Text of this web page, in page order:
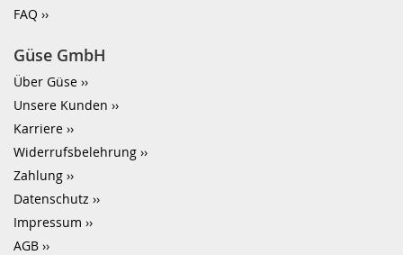
FAQ
Güse GmbH
Über Güse
Unsere Kunden
Karriere
Widerrufsbelehrung
Zahlung
Datenschutz
Impressum
AGB